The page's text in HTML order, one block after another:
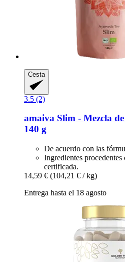
Cesta
3.5 (2)
amaiva Slim -​ Mezcla
140 g
De acuerdo con las
Ingredientes
certificada.
14,59 € (104,21 € / kg)
Entrega hasta el 18 agosto